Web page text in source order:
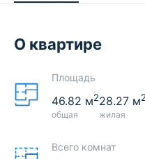
О квартире
Площадь
46.82 м2
общая
28.27 м2
жилая
Всего комнат